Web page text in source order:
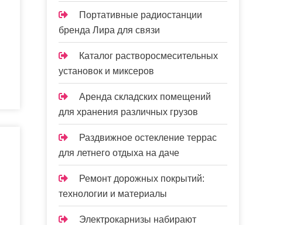
Портативные радиостанции
бренда Лира для связи
Каталог растворосмесительных
установок и миксеров
Аренда складских помещений
для хранения различных грузов
Раздвижное остекление террас
для летнего отдыха на даче
Ремонт дорожных покрытий:
технологии и материалы
Электрокарнизы набирают